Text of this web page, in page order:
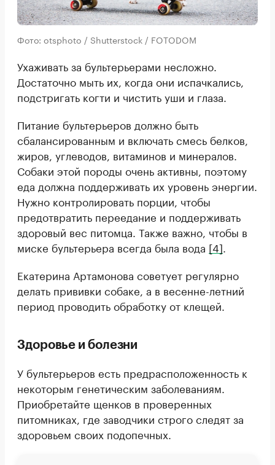
Фото: otsphoto / Shutterstock / FOTODOM
Ухаживать за бультерьерами несложно.
Достаточно мыть их, когда они испачкались,
подстригать когти и чистить уши и глаза.
Питание бультерьеров должно быть
сбалансированным и включать смесь белков,
жиров, углеводов, витаминов и минералов.
Собаки этой породы очень активны, поэтому
еда должна поддерживать их уровень энергии.
Нужно контролировать порции, чтобы
предотвратить переедание и поддерживать
здоровый вес питомца. Также важно, чтобы в
миске бультерьера всегда была вода [4].
Екатерина Артамонова советует регулярно
делать прививки собаке, а в весенне-летний
период проводить обработку от клещей.
Здоровье и болезни
У бультерьеров есть предрасположенность к
некоторым генетическим заболеваниям.
Приобретайте щенков в проверенных
питомниках, где заводчики строго следят за
здоровьем своих подопечных.